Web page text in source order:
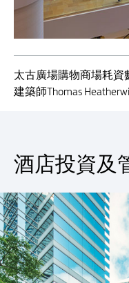
太古廣場購物商場耗資
建築師Thomas
酒店投資及管理
酒店投資及